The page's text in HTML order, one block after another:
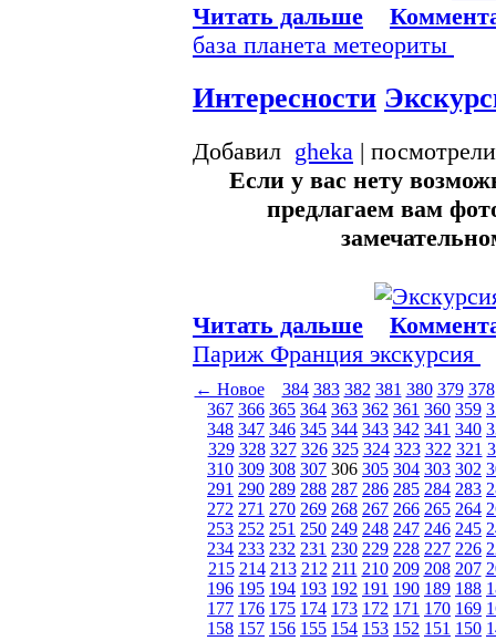
Читать дальше
база планета метеориты
Интересности
Добавил gheka |
Если у вас нету
предлагаем вам
Читать дальше
Париж Франция экскурсия
← Новое 384 383 382 381 380 379 378
367 366 365 364 363 362 361 360 359
348 347 346 345 344 343 342 341 340
329 328 327 326 325 324 323 322 321
310 309 308 307 306 305 304 303 302
291 290 289 288 287 286 285 284 283
272 271 270 269 268 267 266 265 264
253 252 251 250 249 248 247 246 245
234 233 232 231 230 229 228 227 226
215 214 213 212 211 210 209 208 207
196 195 194 193 192 191 190 189 188
177 176 175 174 173 172 171 170 169
158 157 156 155 154 153 152 151 150